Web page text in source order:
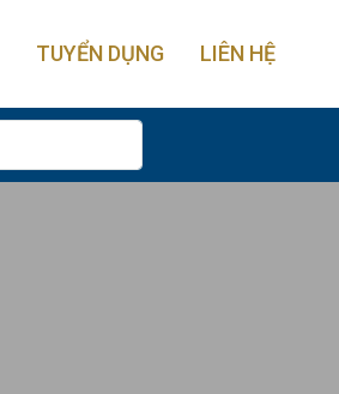
TUYỂN DỤNG LIÊN HỆ